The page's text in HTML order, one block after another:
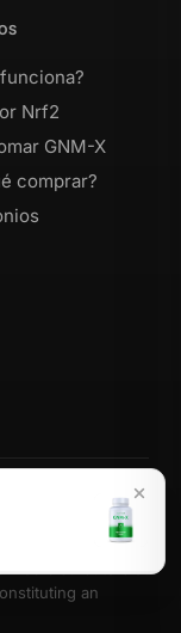
Nrf2
GNM-X
comprar?
· Ecuador
distributors at
an